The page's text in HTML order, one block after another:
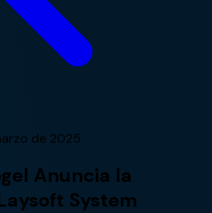
de 2025
Anuncia la
System